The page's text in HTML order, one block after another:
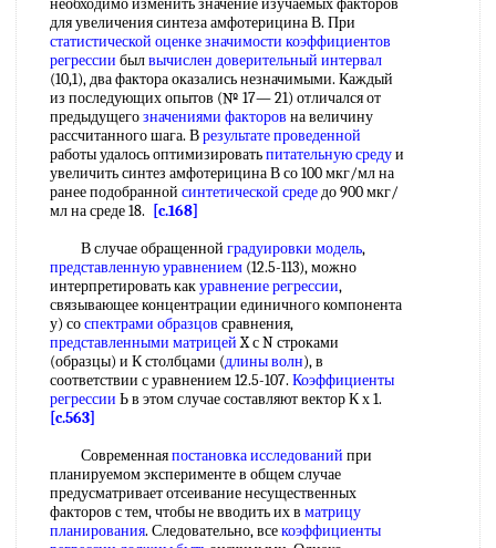
необходимо изменить значение изучаемых факторов
для увеличения синтеза амфотерицина В. При
статистической оценкезначимости коэффициентов
регрессии былвычислен доверительный интервал
(10,1), два фактора оказались незначимыми. Каждый
из последующих опытов (№ 17— 21) отличался от
предыдущегозначениями факторов на величину
рассчитанного шага. Врезультате проведенной
работы удалось оптимизироватьпитательную средуи
увеличить синтез амфотерицина В со 100 мкг/мл на
ранее подобранной синтетической средедо 900 мкг/
мл на среде 18.
[c.168]
В случае обращенной градуировки модель,
представленную уравнением (12.5-113), можно
интерпретировать какуравнение регрессии,
связывающее концентрации единичного компонента
у) соспектрами образцов сравнения,
представленными матрицейX с N строками
(образцы) и К столбцами (длины волн), в
соответствии с уравнением 12.5-107. Коэффициенты
регрессии Ь в этом случае составляют вектор К х 1.
[c.563]
Современнаяпостановка исследований при
планируемом эксперименте в общем случае
предусматривает отсеивание несущественных
факторов с тем, чтобы не вводить их в матрицу
планирования. Следовательно, всекоэффициенты